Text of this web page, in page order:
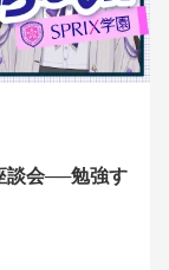
談会──勉強す